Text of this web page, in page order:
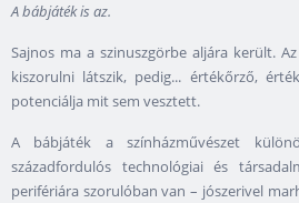
A bábjáték is az.
Sajnos ma a szinuszgörbe aljára került.
kiszorulni látszik, pedig... értékőrző,
potenciálja mit sem vesztett.
A bábjáték a színházművészet
századfordulós technológiai és
perifériára szorulóban van – jószerivel